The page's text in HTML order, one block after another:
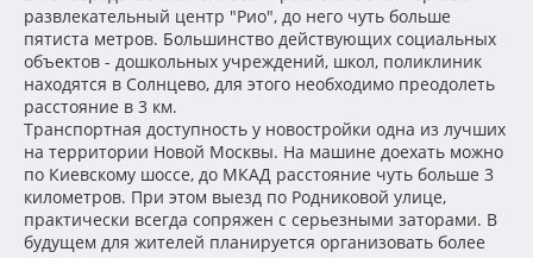
развлекательный центр "Рио", до него чуть больше
пятиста метров. Большинство действующих социальных
объектов - дошкольных учреждений, школ, поликлиник
находятся в Солнцево, для этого необходимо преодолеть
расстояние в 3 км.
Транспортная доступность у новостройки одна из лучших
на территории Новой Москвы. На машине доехать можно
по Киевскому шоссе, до МКАД расстояние чуть больше 3
километров. При этом выезд по Родниковой улице,
практически всегда сопряжен с серьезными заторами. В
будущем для жителей планируется организовать более